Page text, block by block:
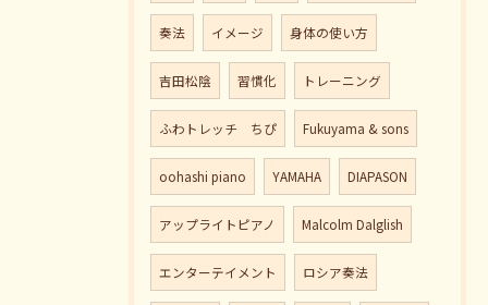
奏法 イメージ 身体の使い方
吉田松陰 習慣化 トレーニング
ふわトレッチ ちぴ Fukuyama & sons
oohashi piano YAMAHA DIAPASON
アップライトピアノ Malcolm Dalglish
エンターテイメント ロシア奏法